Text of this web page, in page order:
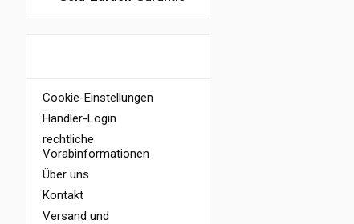
Cookie-Einstellungen
Händler-Login
rechtliche
Vorabinformationen
Über uns
Kontakt
Versand und